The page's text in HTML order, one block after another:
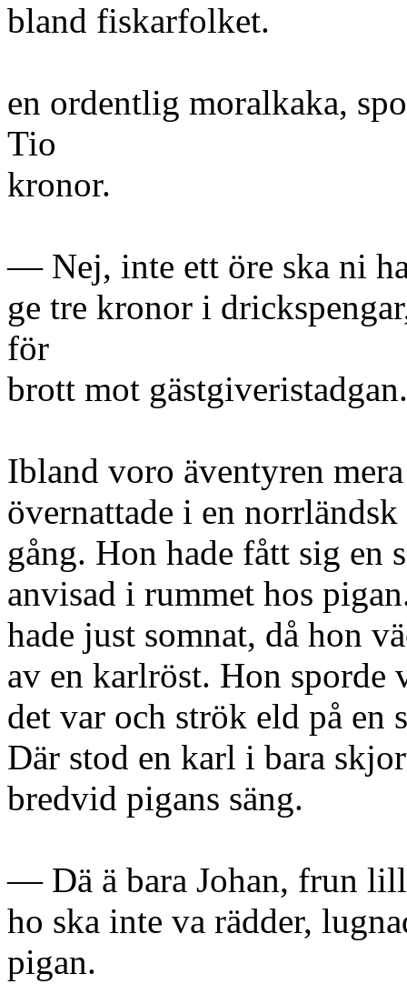
bland fiskarfolket.
en ordentlig moralkaka,
Tio
kronor.
— Nej, inte ett öre ska ni
ge tre kronor i
för
brott mot gästgiveristadgan.
Ibland voro äventyren
övernattade i en
gång. Hon hade fått sig en
anvisad i rummet hos
hade just somnat, då hon
av en karlröst. Hon sporde
det var och strök eld på en
Där stod en karl i bara
bredvid pigans säng.
— Dä ä bara Johan, frun
ho ska inte va rädder,
pigan.